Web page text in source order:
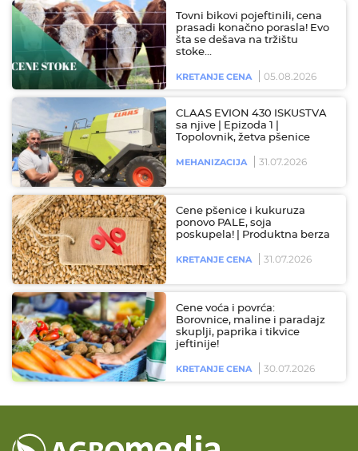
Tovni bikovi pojeftinili, cena
prasadi konačno porasla! Evo
šta se dešava na tržištu
stoke…
KRETANJE CENA 05.08.2026
CLAAS EVION 430 ISKUSTVA
sa njive | Epizoda 1 |
Topolovnik, žetva pšenice
MEHANIZACIJA 31.07.2026
Cene pšenice i kukuruza
ponovo PALE, soja
poskupela! | Produktna berza
KRETANJE CENA 31.07.2026
Cene voća i povrća:
Borovnice, maline i paradajz
skuplji, paprika i tikvice
jeftinije!
KRETANJE CENA 30.07.2026